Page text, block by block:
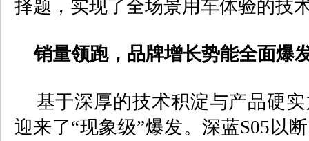
择题，实现了全场景用车体验的技
销量领跑，品牌增长势能全面爆
基于深厚的技术积淀与产品硬实
迎来了“现象级”爆发。深蓝S05 以